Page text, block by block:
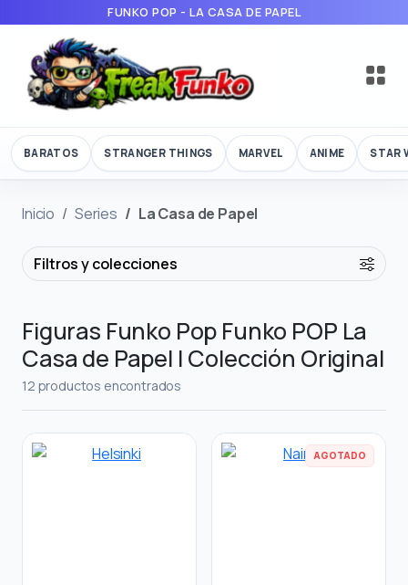
FUNKO POP - LA CASA DE PAPEL
BARATOS STRANGER THINGS MARVEL ANIME STAR
Inicio Series La Casa de Papel
Filtros y colecciones
Figuras Funko Pop Funko POP La
Casa de Papel | Colección Original
12 productos encontrados
AGOTADO